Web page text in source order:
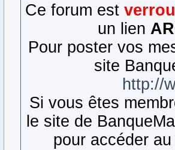
Ce forum est
un lien
Pour poster vos
site
http://
Si vous êtes
le site de
pour accéder